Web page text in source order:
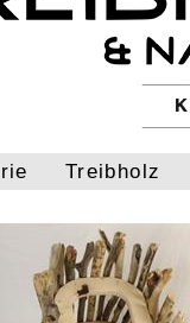
Treibholz